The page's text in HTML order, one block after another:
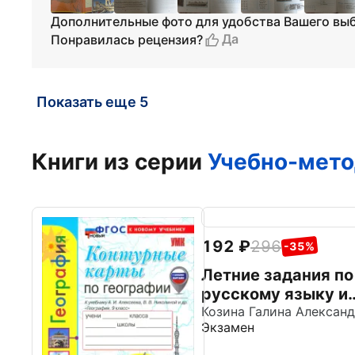
Дополнительные фото для удобства Вашего
Понравилась рецензия?
Да
Показать еще 5
Книги из серии Учебно-
192 296 -35%
Летние задания по
русскому языку и
математике.
Рабочая тетрадь за
Экзамен